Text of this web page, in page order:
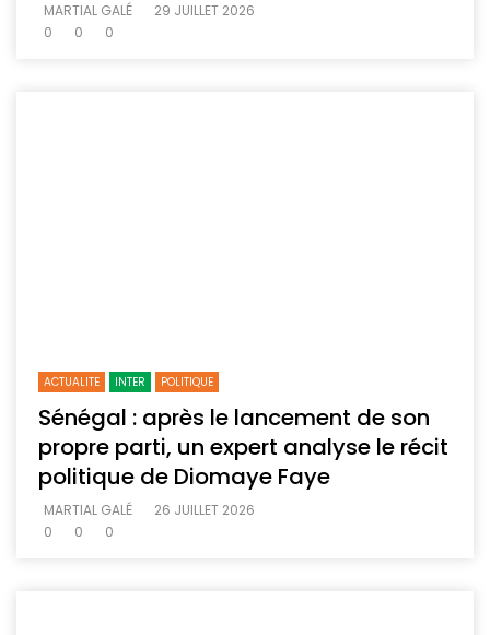
MARTIAL GALÉ
29 JUILLET 2026
0
0 0
ACTUALITE INTER POLITIQUE
Sénégal : après le lancement de son
propre parti, un expert analyse le récit
politique de Diomaye Faye
MARTIAL GALÉ
26 JUILLET 2026
0
0 0